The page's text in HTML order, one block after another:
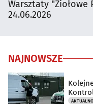
Warsztaty "Ziołowe
24.06.2026
NAJNOWSZE